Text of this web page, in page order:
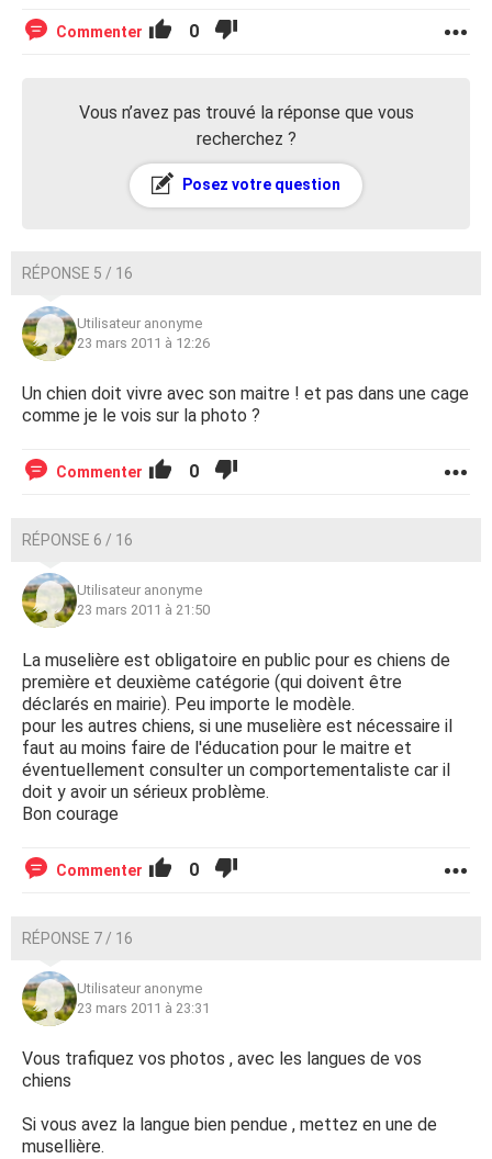
Commenter 0
Vous n’avez pas trouvé la réponse que vous
recherchez ?
Posez votre question
RÉPONSE 5 / 16
Utilisateur anonyme
23 mars 2011 à 12:26
Un chien doit vivre avec son maitre ! et pas dans une cage
comme je le vois sur la photo ?
Commenter 0
RÉPONSE 6 / 16
Utilisateur anonyme
23 mars 2011 à 21:50
La muselière est obligatoire en public pour es chiens de
première et deuxième catégorie (qui doivent être
déclarés en mairie). Peu importe le modèle.
pour les autres chiens, si une muselière est nécessaire il
faut au moins faire de l'éducation pour le maitre et
éventuellement consulter un comportementaliste car il
doit y avoir un sérieux problème.
Bon courage
Commenter 0
RÉPONSE 7 / 16
Utilisateur anonyme
23 mars 2011 à 23:31
Vous trafiquez vos photos , avec les langues de vos
chiens
Si vous avez la langue bien pendue , mettez en une de
musellière.